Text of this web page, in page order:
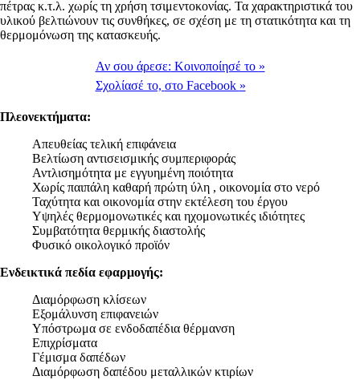
πέτρας κ.τ.λ. χωρίς τη χρήση τσιμεντοκονίας. Τα χαρακτηριστικά του
υλικού βελτιώνουν τις συνθήκες, σε σχέση με τη στατικότητα και τη
θερμομόνωση της κατασκευής.
Αν σου άρεσε: Κοινοποίησέ το »
Σχολίασέ το, στο Facebook »
Πλεονεκτήματα:
Απευθείας τελική επιφάνεια
Βελτίωση αντισεισμικής συμπεριφοράς
Αντλισημότητα με εγγυημένη ποιότητα
Χωρίς παιπάλη καθαρή πρώτη ύλη , οικονομία στο νερό
Ταχύτητα και οικονομία στην εκτέλεση του έργου
Υψηλές θερμομονωτικές και ηχομονωτικές ιδιότητες
Συμβατότητα θερμικής διαστολής
Φυσικό οικολογικό προϊόν
Ενδεικτικά πεδία εφαρμογής:
Διαμόρφωση κλίσεων
Εξομάλυνση επιφανειών
Υπόστρωμα σε ενδοδαπέδια θέρμανση
Επιχρίσματα
Γέμισμα δαπέδων
Διαμόρφωση δαπέδου μεταλλικών κτιρίων